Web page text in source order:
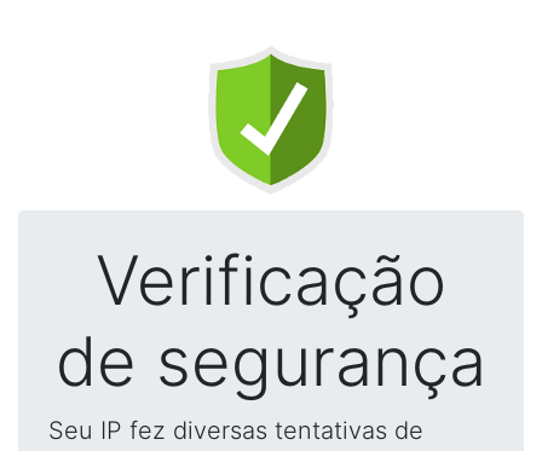
Verificação
de segurança
Seu IP fez diversas tentativas de